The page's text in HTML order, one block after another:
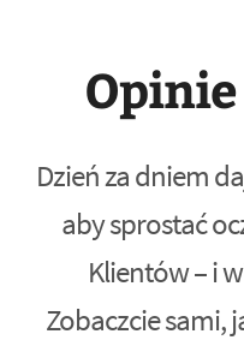
Dzień za dniem
aby sprostać
Klientów – i
Zobaczcie sami,